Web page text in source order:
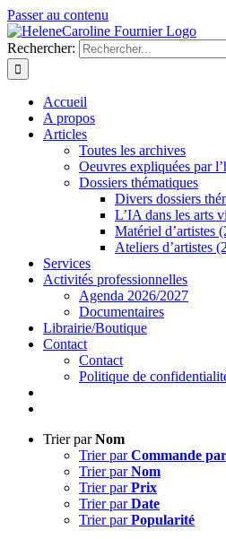
Passer au contenu
Rechercher:
Accueil
A propos
Articles
Toutes les archives
Oeuvres expliquées par
Dossiers thématiques
Divers dossiers
L’IA dans les arts
Matériel d’artistes
Ateliers d’artistes
Services
Activités professionnelles
Agenda 2026/2027
Documentaires
Librairie/Boutique
Contact
Contact
Politique de
Trier parNom
Trier parCommande
Trier parNom
Trier parPrix
Trier parDate
Trier parPopularité